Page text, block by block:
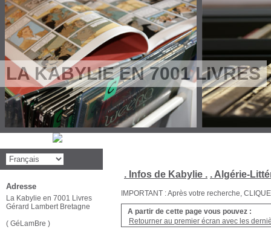
LA KABYLIE EN 7001 LIVRES
. Infos de Kabylie . . Algérie-
IMPORTANT : Après votre recherche,
A partir de cette page vous pouvez :
Retourner au premier écran avec les
Adresse
La Kabylie en 7001 Livres
Gérard Lambert Bretagne
( GéLamBre )